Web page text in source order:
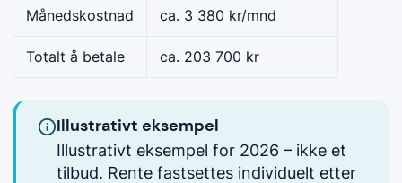
Månedskostnad ca. 3 380 kr/mnd
Totalt å betale ca. 203 700 kr
Illustrativt eksempel
Illustrativt eksempel for 2026 – ikke et
tilbud. Rente fastsettes individuelt etter